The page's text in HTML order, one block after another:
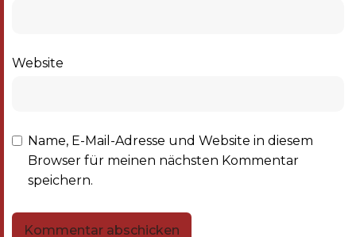
Website
Name, E-Mail-Adresse und Website in diesem
Browser für meinen nächsten Kommentar
speichern.